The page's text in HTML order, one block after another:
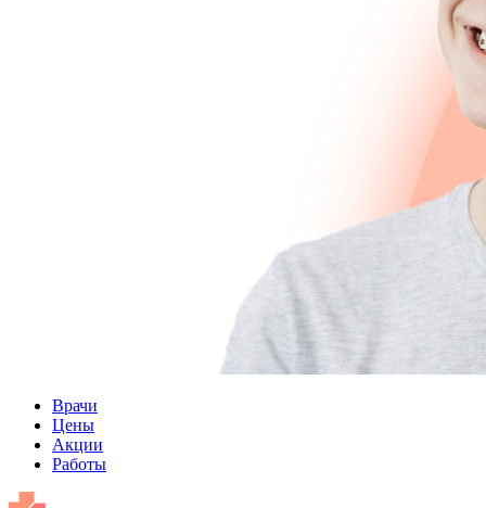
Врачи
Цены
Акции
Работы